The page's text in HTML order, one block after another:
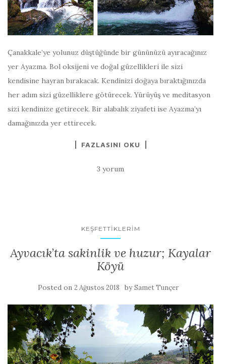
Çanakkale’ye yolunuz düştüğünde bir gününüzü ayıracağınız
yer Ayazma. Bol oksijeni ve doğal güzellikleri ile sizi
kendisine hayran bırakacak. Kendinizi doğaya bıraktığınızda
her adım sizi güzelliklere götürecek. Yürüyüş ve meditasyon
sizi kendinize getirecek. Bir alabalık ziyafeti ise Ayazma’yı
damağınızda yer ettirecek.
FAZLASINI OKU
3 yorum
KEŞFETTIKLERIM
Ayvacık’ta sakinlik ve huzur; Kayalar
Köyü
Posted on 2 Ağustos 2018 bySamet Tunçer